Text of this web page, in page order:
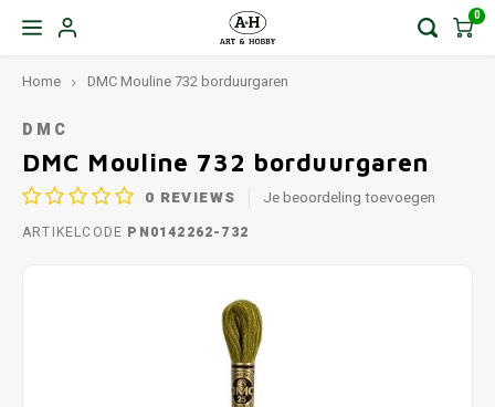
0
Home DMC Mouline 732 borduurgaren
DMC
DMC Mouline 732 borduurgaren
0 REVIEWS Je beoordeling toevoegen
ARTIKELCODE PN0142262-732